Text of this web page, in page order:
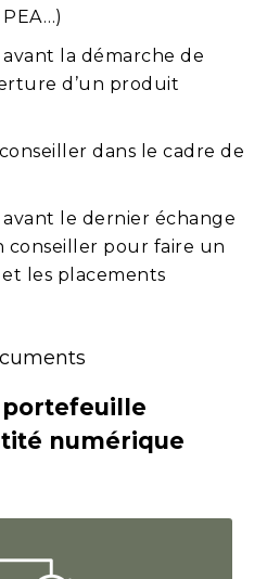
avant la démarche de
d’un produit
dans le cadre de
avant le dernier échange
conseiller pour faire un
les placements
portefeuille
numérique